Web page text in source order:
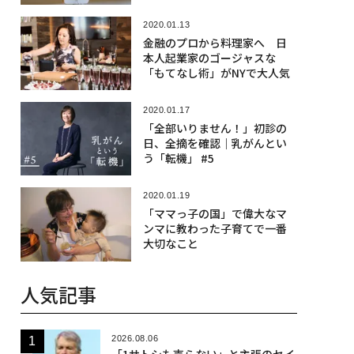
2020.01.13
金融のプロから料理家へ 日
本人起業家のゴージャスな
「もてなし術」がNYで大人気
2020.01.17
「全部いりません！」初診の
日、全摘を確認｜乳がんとい
う「転機」 #5
2020.01.19
「ママっ子の国」で偉大なマ
ンマに教わった子育てで一番
大切なこと
人気記事
2026.08.06